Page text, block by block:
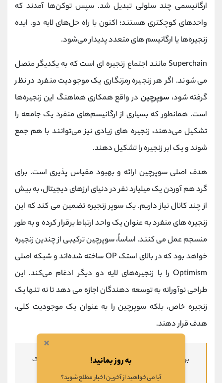
ارگانیسمی چند سلولی تبدیل شد. سپس توکن‌ها آمدند که
واحدهای کوچکتری هستند؛ اکنون با راه‌ حل‌های لایه دو، ایده
زنجیره‌ها یا ارگانیسم‌ های متعدد پدیدار می‌شود.
Superchain مانند اجتماع زنجیره ای است که به یکدیگر متصل
می شوند. اگر هر زنجیره رمزنگاری یک موجودیت منفرد در نظر
گرفته شود، سوپرچین در واقع همکاری هماهنگ این زنجیره‌ها
است. همانطور که بسیاری از ارگانیسم‌های منفرد یک جامعه را
تشکیل می‌دهند، زنجیره‌ های زیادی نیز می‌توانند با هم جمع
شوند و یک ابر زنجیره را تشکیل دهند.
هدف اصلی سوپرچین ارائه و بهبود مقیاس پذیری است. برای
گرد هم آوردن یک میلیارد نفر در دنیای ارزهای دیجیتال، به بیش
از چند کانال نیاز داریم. یک سوپر زنجیره تضمین می کند که این
زنجیره های منفرد به عنوان یک واحد ارتباط برقرار کرده و به طور
منسجم عمل می کنند. اساساً، سوپرچین ترکیبی از چندین زنجیره
خواهد بود که در بالای استک OP ساخته شده‌اند و شبکه اصلی
Optimism را با زنجیره‌های لایه دو دیگر ادغام می‌کند. این
طراحی نوآورانه به توسعه دهندگان اجازه می دهد تا نه تنها یک
زنجیره خاص، بلکه سوپرچین را به عنوان یک موجودیت کلی،
هدف قرار دهند.
برای کسب اطلاعاتی در زمینهآموزش ارز دیجیتال
، بر روی لینک
کلیک کنید.
×
به روز بمانید!
آیا می‌خواهید از آخرین اخبار مطلع شوید؟